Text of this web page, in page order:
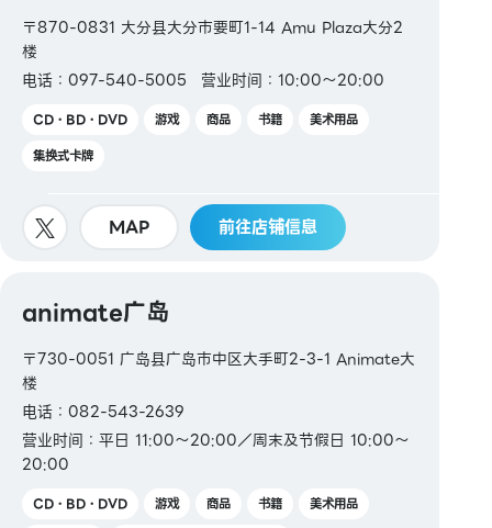
〒870-0831 大分县大分市要町1-14 Amu Plaza大分2
楼
电话：097-540-5005
营业时间：10:00〜20:00
CD・BD・DVD 游戏 商品 书籍
美术用品
集换式卡牌
MAP 前往店铺信息
animate广岛
〒730-0051 广岛县广岛市中区大手町2-3-1 Animate大
楼
电话：082-543-2639
营业时间：平日 11:00～20:00／周末及节假日 10:00～
20:00
CD・BD・DVD 游戏 商品 书籍
美术用品